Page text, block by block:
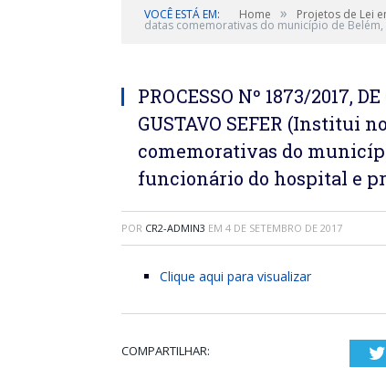
VOCÊ ESTÁ EM: Home » Projetos de Lei
datas comemorativas do município de
PROCESSO Nº 1873/2017,
GUSTAVO SEFER (Institui
comemorativas do
funcionário do hospital e
POR CR2-ADMIN3 EM 4 DE SETEMBRO DE 2017
Clique aqui para visualizar
COMPARTILHAR: